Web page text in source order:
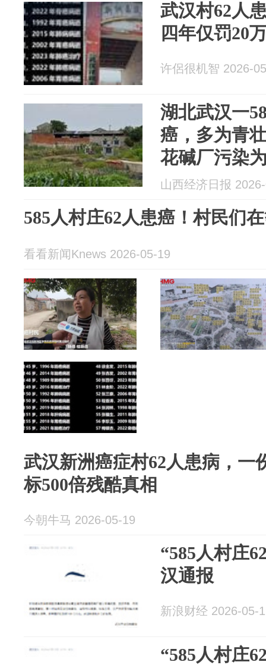
武汉村62人
四年仅罚20
许侶很机智 2026-
湖北武汉一
癌，多为青
花碱厂污染
果，“真实患
山西经济日报
585人村庄62人患癌！村民们
看看新闻Knews 2026-05-19
武汉新洲癌症村62人患病，一
标500倍残酷真相
今朝牛马 2026-05-19
“585人村庄
汉通报
新浪财经 2026-05-
“585人村庄